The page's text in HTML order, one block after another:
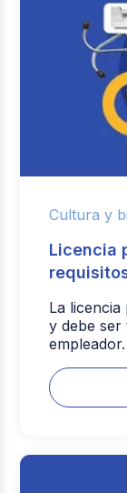
Cultura y
Licencia
La
y debe ser